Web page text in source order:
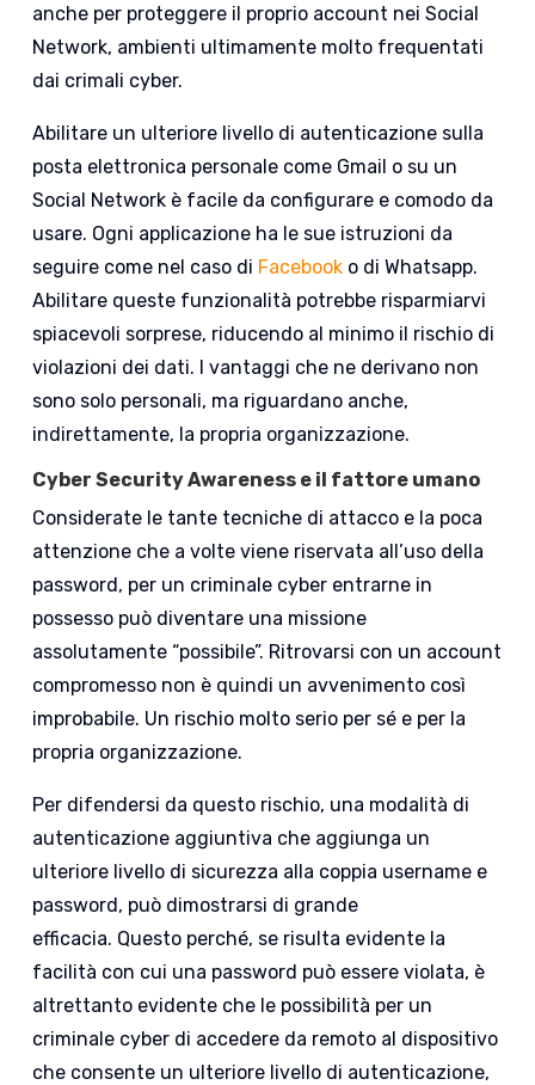
anche per proteggere il proprio account nei Social
Network, ambienti ultimamente molto frequentati
dai crimali cyber.
Abilitare un ulteriore livello di autenticazione sulla
posta elettronica personale come Gmail o su un
Social Network è facile da configurare e comodo da
usare. Ogni applicazione ha le sue istruzioni da
seguire come nel caso di Facebook o di Whatsapp.
Abilitare queste funzionalità potrebbe risparmiarvi
spiacevoli sorprese, riducendo al minimo il rischio di
violazioni dei dati. I vantaggi che ne derivano non
sono solo personali, ma riguardano anche,
indirettamente, la propria organizzazione.
Cyber Security Awareness e il fattore umano
Considerate le tante tecniche di attacco e la poca
attenzione che a volte viene riservata all’uso della
password, per un criminale cyber entrarne in
possesso può diventare una missione
assolutamente “possibile”. Ritrovarsi con un account
compromesso non è quindi un avvenimento così
improbabile. Un rischio molto serio per sé e per la
propria organizzazione.
Per difendersi da questo rischio, una modalità di
autenticazione aggiuntiva che aggiunga un
ulteriore livello di sicurezza alla coppia username e
password, può dimostrarsi di grande
efficacia. Questo perché, se risulta evidente la
facilità con cui una password può essere violata, è
altrettanto evidente che le possibilità per un
criminale cyber di accedere da remoto al dispositivo
che consente un ulteriore livello di autenticazione,